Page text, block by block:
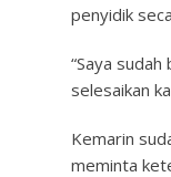
penyidik
“Saya
selesaikan
Kemarin
meminta